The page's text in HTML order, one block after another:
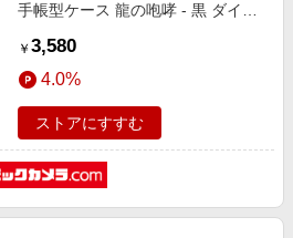
手帳型ケース 龍の咆哮 - 黒 ダイア
￥ 3,580
4.0%
ストアにすすむ